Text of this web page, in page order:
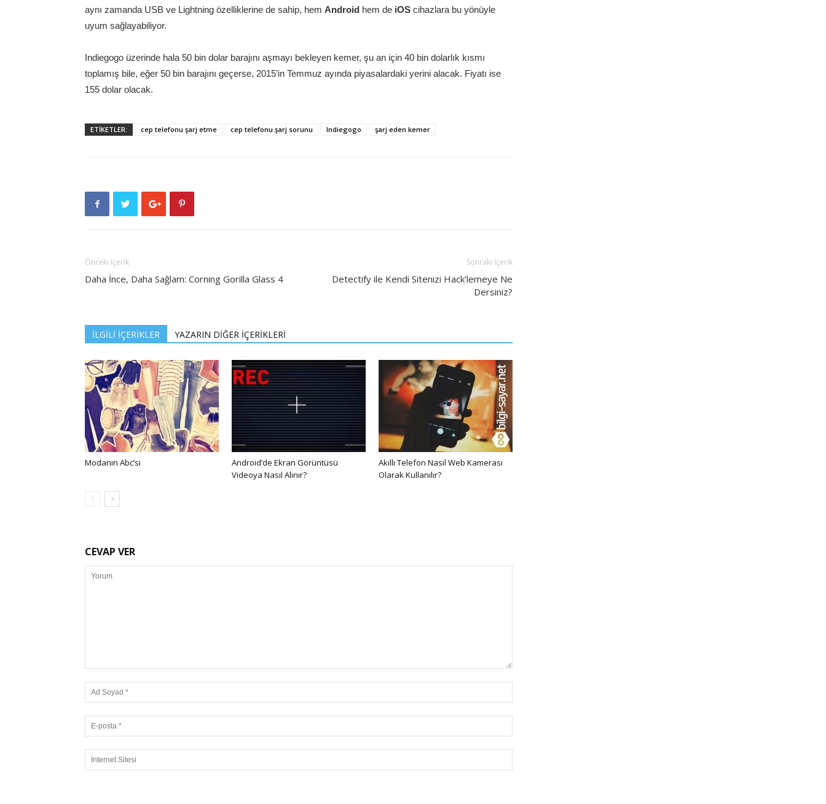
aynı zamanda USB ve Lightning özelliklerine de sahip, hem Android hem de iOS cihazlara bu yönüyle
uyum sağlayabiliyor.
Indiegogo üzerinde hala 50 bin dolar barajını aşmayı bekleyen kemer, şu an için 40 bin dolarlık kısmı
toplamış bile, eğer 50 bin barajını geçerse, 2015’in Temmuz ayında piyasalardaki yerini alacak. Fiyatı ise
155 dolar olacak.
ETİKETLER: cep telefonu şarj etme cep telefonu şarj sorunu Indiegogo şarj eden kemer
Önceki İçerik
Daha İnce, Daha Sağlam: Corning Gorilla Glass 4
Sonraki İçerik
Detectify ile Kendi Sitenizi Hack’lemeye Ne
Dersiniz?
İLGİLİ İÇERİKLER YAZARIN DİĞER İÇERİKLERİ
Modanın Abc’si
Android’de Ekran Görüntüsü
Videoya Nasıl Alınır?
Akıllı Telefon Nasıl Web Kamerası
Olarak Kullanılır?
CEVAP VER